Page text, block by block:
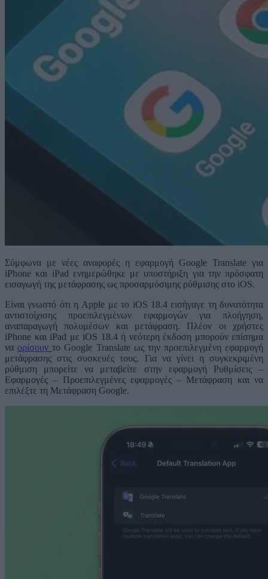
Σύμφωνα με νέες αναφορές η εφαρμογή Google Translate για
iPhone και iPad ενημερώθηκε με υποστήριξη για την πρόσφατη
εισαγωγή της μετάφρασης ως προσαρμόσιμης ρύθμισης στο iOS.
Είναι γνωστό ότι η Apple με το iOS 18.4 εισήγαγε τη δυνατότητα
αντιστοίχισης προεπιλεγμένων εφαρμογών για πλοήγηση,
αναπαραγωγή πολυμέσων και μετάφραση. Πλέον οι χρήστες
iPhone και iPad με iOS 18.4 ή νεότερη έκδοση μπορούν επίσημα
να ορίσουντο Google Translate ως την προεπιλεγμένη εφαρμογή
μετάφρασης στις συσκευές τους. Για να γίνει η συγκεκριμένη
ρύθμιση μπορείτε να μεταβείτε στην εφαρμογή Ρυθμίσεις –
Εφαρμογές – Προεπιλεγμένες εφαρμογές – Μετάφραση και να
επιλέξτε τη Μετάφραση Google.